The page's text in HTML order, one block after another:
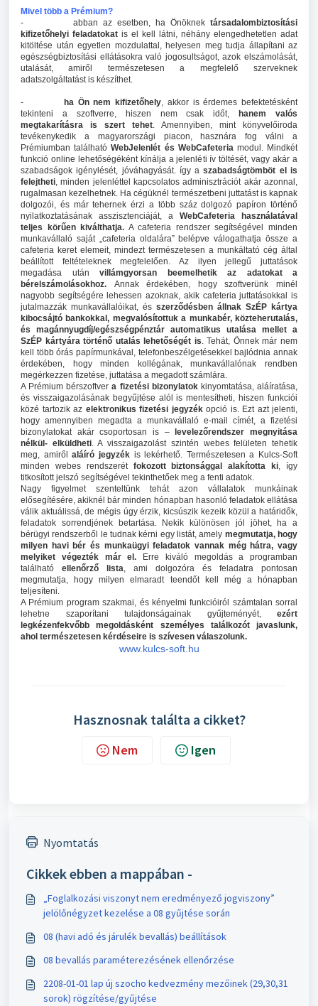
Mivel több a Prémium?
- abban az esetben, ha Önöknek társadalombiztosítási
kifizetőhelyi feladatokat is el kell látni, néhány elengedhetetlen adat
kitöltése után egyetlen mozdulattal, helyesen meg tudja állapítani az
egészségbiztosítási ellátásokra való jogosultságot, azok elszámolását,
utalását, amiről természetesen a megfelelő szerveknek
adatszolgáltatást is készíthet.
- ha Ön nem kifizetőhely, akkor is érdemes befektetésként
tekinteni a szoftverre, hiszen nem csak időt,
hanem valós
megtakarításra is szert tehet. Amennyiben, mint könyvelőiroda
tevékenykedik a magyarországi piacon, hasznára fog válni a
Prémiumban találhatóWebJelenlét és WebCafeteriamodul. Mindkét
funkció online lehetőségéként kínálja a jelenléti ív töltését, vagy akár a
szabadságok igénylését, jóváhagyását. így aszabadságtömböt el is
felejtheti, minden jelenléttel kapcsolatos adminisztrációt akár azonnal,
rugalmasan kezelhetnek. Ha cégüknél természetbeni juttatást is kapnak
dolgozói, és már tehernek érzi a több száz dolgozó papíron történő
nyilatkoztatásának asszisztenciáját, a WebCafeteria használatával
teljes körűen kiválthatja. A cafeteria rendszer segítségével minden
munkavállaló saját „cafeteria oldalára” belépve válogathatja össze a
cafeteria keret elemeit, mindezt természetesen a munkáltató cég által
beállított feltételeknek megfelelően. Az ilyen jellegű juttatások
megadása után villámgyorsan beemelhetik az adatokat a
bérelszámolásokhoz. Annak érdekében, hogy szoftverünk minél
nagyobb segítségére lehessen azoknak, akik cafeteria juttatásokkal is
jutalmazzák munkavállalóikat, és szerződésben állnak SzÉP kártya
kibocsájtó bankokkal, megvalósítottuk a munkabér, közteherutalás,
és magánnyugdíj/egészségpénztár automatikus utalása mellet a
SzÉP kártyára történő utalás lehetőségét is. Tehát, Önnek már nem
kell több órás papírmunkával, telefonbeszélgetésekkel bajlódnia annak
érdekében, hogy minden kollégának, munkavállalónak rendben
megérkezzen fizetése, juttatása a megadott számlára.
A Prémium bérszoftver a fizetési bizonylatok kinyomtatása, aláíratása,
és visszaigazolásának begyűjtése alól is mentesítheti, hiszen funkciói
közé tartozik az elektronikus fizetési jegyzékopció is. Ezt azt jelenti,
hogy amennyiben megadta a munkavállaló e-mail címét, a fizetési
bizonylatokat akár csoportosan is –
levelezőrendszer megnyitása
nélkül- elküldheti. A visszaigazolást szintén webes felületen tehetik
meg, amirőlaláíró jegyzékis lekérhető. Természetesen a Kulcs-Soft
minden webes rendszerét fokozott biztonsággal alakította ki, így
titkosított jelszó segítségével tekinthetőek meg a fenti adatok.
Nagy figyelmet szenteltünk tehát azon vállalatok munkáinak
elősegítésére, akiknél bár minden hónapban hasonló feladatok ellátása
válik aktuálissá, de mégis úgy érzik, kicsúszik kezeik közül a határidők,
feladatok sorrendjének betartása. Nekik különösen jól jöhet, ha a
bérügyi rendszerből le tudnak kérni egy listát, amely megmutatja, hogy
milyen havi bér és munkaügyi feladatok vannak még hátra, vagy
melyiket végezték már el. Erre kiváló megoldás a programban
található ellenőrző lista, ami dolgozóra és feladatra pontosan
megmutatja, hogy milyen elmaradt teendőt kell még a hónapban
teljesíteni.
A Prémium program szakmai, és kényelmi funkcióiról számtalan sorral
lehetne szaporítani tulajdonságainak gyűjteményét, ezért
legkézenfekvőbb megoldásként személyes találkozót javaslunk,
ahol természetesen kérdéseire is szívesen válaszolunk.
www.kulcs-soft.hu
Hasznosnak találta a cikket?
Nem Igen
Nyomtatás
Cikkek ebben a mappában -
„Foglalkozási viszonyt nem eredményező jogviszony”
jelölőnégyzet kezelése a 08 gyűjtése során
08 (havi adó és járulék bevallás) beállítások
08 bevallás paraméterezésének ellenőrzése
2208-01-01 lap új szocho kedvezmény mezőinek (29,30,31
sorok) rögzítése/gyűjtése